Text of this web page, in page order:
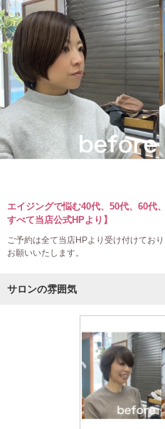
エイジングで悩む40代、50代、60代
すべて当店公式HPより】
ご予約は全て当店HPより受け付けてお
お願いいたします。
サロンの雰囲気